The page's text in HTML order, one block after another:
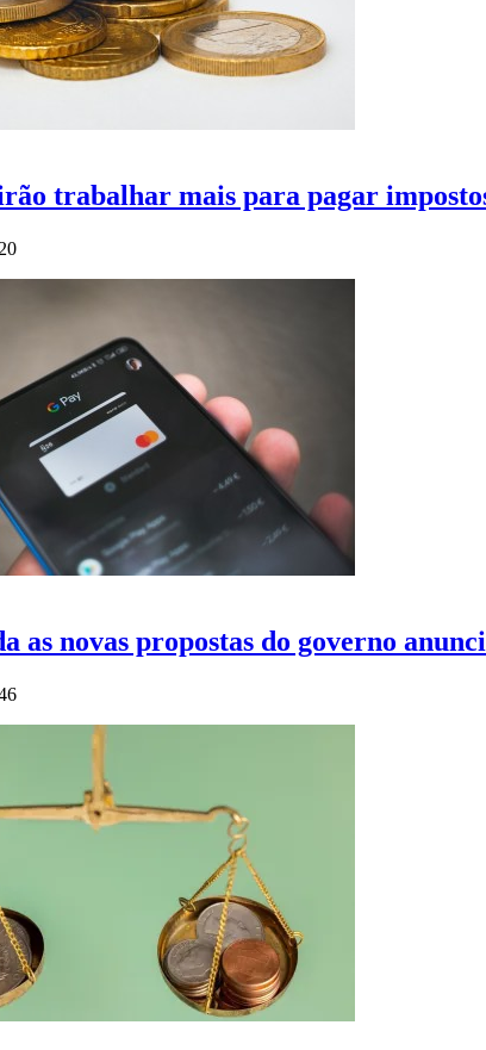
trabalhar mais para pagar
as novas propostas do governo